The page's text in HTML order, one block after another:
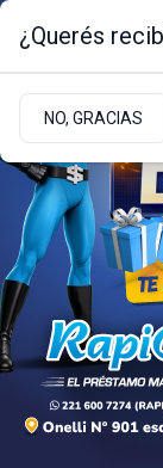
¿Querés
NO, GRACIAS